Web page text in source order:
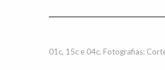
01c, 15c e 04c. Fotografias: